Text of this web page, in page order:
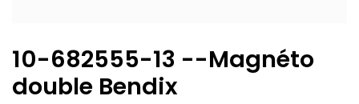
10-682555-13 --Magnéto
double Bendix